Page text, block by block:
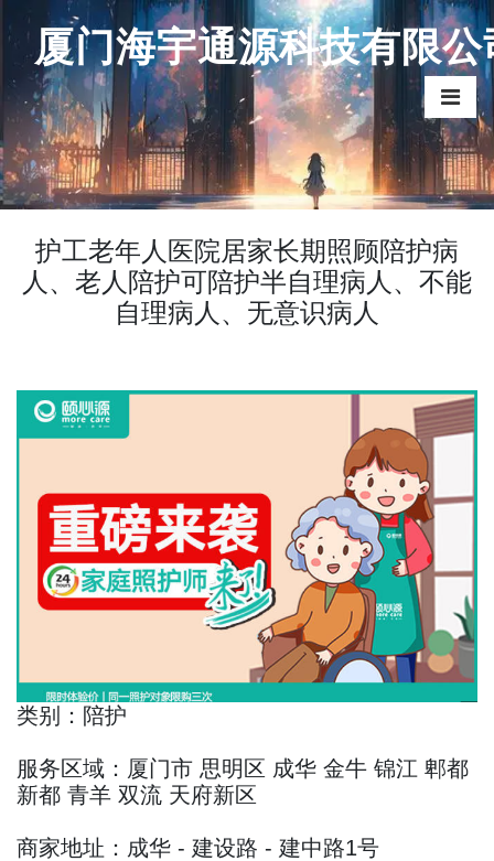
厦门海宇通源科技有限公
护工老年人医院居家长期照顾陪护病
人、老人陪护可陪护半自理病人、不能
自理病人、无意识病人
类别：陪护
服务区域：厦门市 思明区 成华 金牛 锦江 郫都
新都 青羊 双流 天府新区
商家地址：成华 - 建设路 - 建中路1号